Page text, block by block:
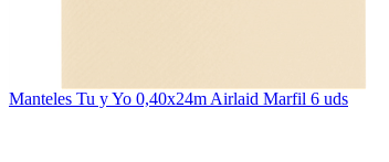
Manteles Tu y Yo 0,40x24m Airlaid Marfil 6 uds